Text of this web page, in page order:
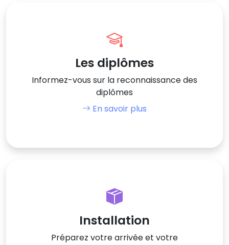
Les diplômes
Informez-vous sur la reconnaissance des
diplômes
En savoir plus
Installation
Préparez votre arrivée et votre